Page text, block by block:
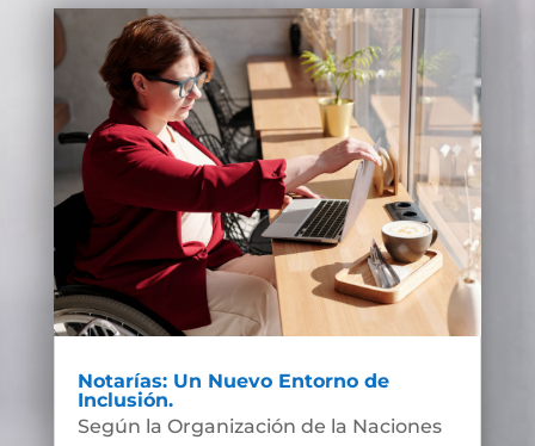
Notarías: Un Nuevo Entorno de
Inclusión.
Según la Organización de la Naciones